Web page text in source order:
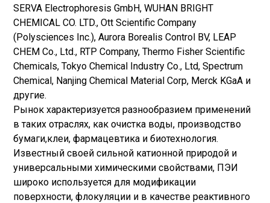
SERVA Electrophoresis GmbH, WUHAN BRIGHT
CHEMICAL CO. LTD., Ott Scientific Company
(Polysciences Inc.), Aurora Borealis Control BV, LEAP
CHEM Co., Ltd., RTP Company, Thermo Fisher Scientific
Chemicals, Tokyo Chemical Industry Co., Ltd, Spectrum
Chemical, Nanjing Chemical Material Corp, Merck KGaA и
другие.
Рынок характеризуется разнообразием применений
в таких отраслях, как очистка воды, производство
бумаги,клеи, фармацевтика и биотехнология.
Известный своей сильной катионной природой и
универсальными химическими свойствами, ПЭИ
широко используется для модификации
поверхности, флокуляции и в качестве реактивного